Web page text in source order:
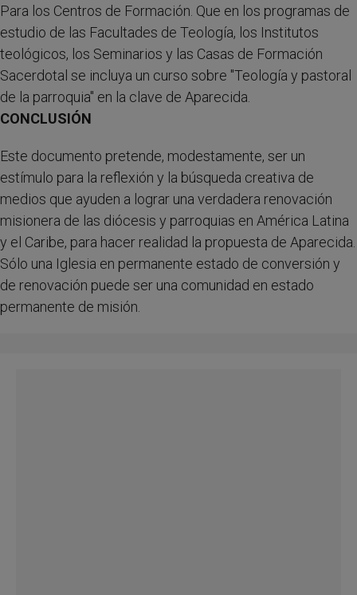
Para los Centros de Formación. Que en los programas de
estudio de las Facultades de Teología, los Institutos
teológicos, los Seminarios y las Casas de Formación
Sacerdotal se incluya un curso sobre "Teología y pastoral
de la parroquia" en la clave de Aparecida.
CONCLUSIÓN
Este documento pretende, modestamente, ser un
estímulo para la reflexión y la búsqueda creativa de
medios que ayuden a lograr una verdadera renovación
misionera de las diócesis y parroquias en América Latina
y el Caribe, para hacer realidad la propuesta de Aparecida.
Sólo una Iglesia en permanente estado de conversión y
de renovación puede ser una comunidad en estado
permanente de misión.